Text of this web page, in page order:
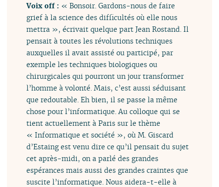
Voix off : « Bonsoir. Gardons-nous de faire
grief à la science des difficultés où elle nous
mettra », écrivait quelque part Jean Rostand. Il
pensait à toutes les révolutions techniques
auxquelles il avait assisté ou participé, par
exemple les techniques biologiques ou
chirurgicales qui pourront un jour transformer
l’homme à volonté. Mais, c’est aussi séduisant
que redoutable. Eh bien, il se passe la même
chose pour l’informatique. Au colloque qui se
tient actuellement à Paris sur le thème
« Informatique et société », où M. Giscard
d’Estaing est venu dire ce qu’il pensait du sujet
cet après-midi, on a parlé des grandes
espérances mais aussi des grandes craintes que
suscite l’informatique. Nous aidera-t-elle à